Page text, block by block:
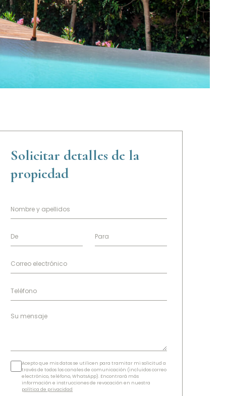
Solicitar detalles de la
propiedad
Acepto que mis datos se utilicen para tramitar mi solicitud a
través de todos los canales de comunicación (incluidos correo
electrónico, teléfono, WhatsApp). Encontrará más
información e instrucciones de revocación en nuestra
política de privacidad